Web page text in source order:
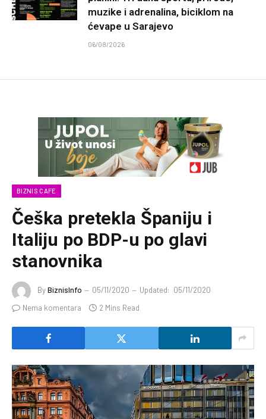
muzike i adrenalina, biciklom na
ćevape u Sarajevo
06/08/2026
BIZNIS CAFE
Češka pretekla Španiju i
Italiju po BDP-u po glavi
stanovnika
ByBiznisInfo 05/11/2020 Updated: 05/11/2020
Nema komentara
2 Mins Read